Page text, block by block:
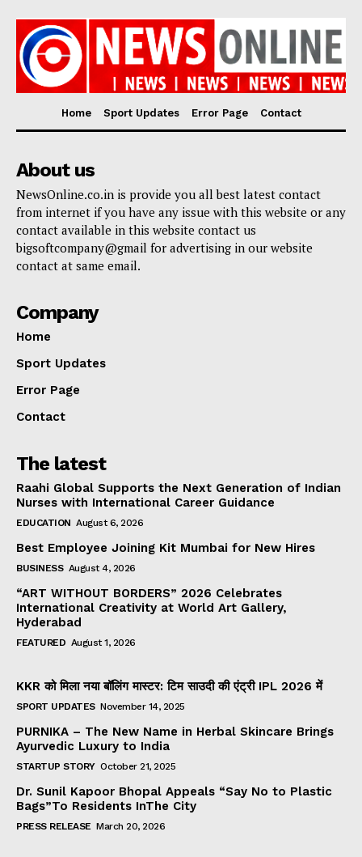
Home Sport Updates Error Page Contact
About us
NewsOnline.co.in is provide you all best latest contact
from internet if you have any issue with this website or any
contact available in this website contact us
bigsoftcompany@gmail for advertising in our website
contact at same email.
Company
Home
Sport Updates
Error Page
Contact
The latest
Raahi Global Supports the Next Generation of Indian
Nurses with International Career Guidance
EDUCATION August 6, 2026
Best Employee Joining Kit Mumbai for New Hires
BUSINESS August 4, 2026
“ART WITHOUT BORDERS” 2026 Celebrates
International Creativity at World Art Gallery,
Hyderabad
FEATURED August 1, 2026
KKR को मिला नया बॉलिंग मास्टर: टिम साउदी की एंट्री IPL 2026 में
SPORT UPDATES November 14, 2025
PURNIKA – The New Name in Herbal Skincare Brings
Ayurvedic Luxury to India
STARTUP STORY October 21, 2025
Dr. Sunil Kapoor Bhopal Appeals “Say No to Plastic
Bags”To Residents InThe City
PRESS RELEASE March 20, 2026